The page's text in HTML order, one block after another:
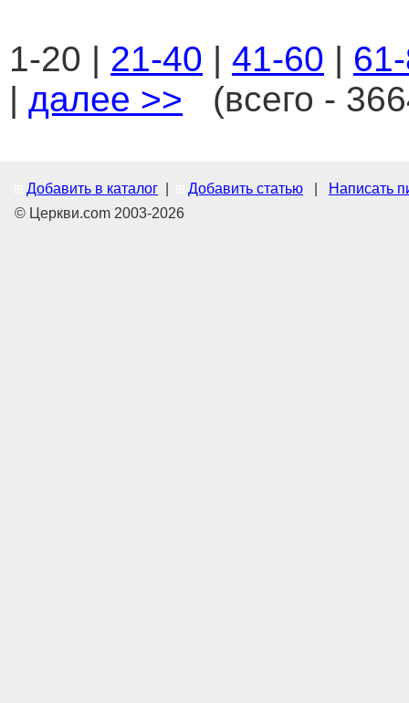
1-20 | 21-40 | 41-60 |
| далее >> (всего -
Добавить в каталог Добавить статью
Написать
© Церкви.com 2003-2026